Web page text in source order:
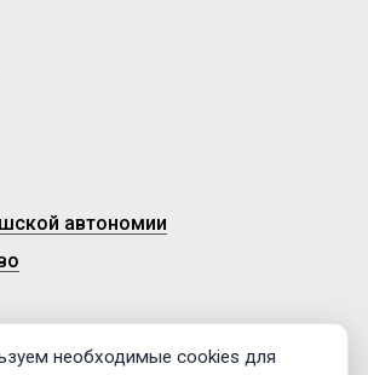
автономии
необходимые cookies для